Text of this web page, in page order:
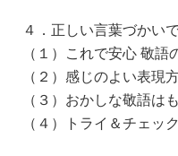
４．正しい言葉づかい
（１）これで安心 敬語
（２）感じのよい表現
（３）おかしな敬語は
（４）トライ＆チェック